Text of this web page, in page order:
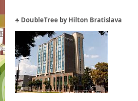
♣ DoubleTree by Hilton Bratislava